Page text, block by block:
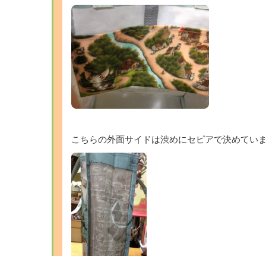
こちらの外面サイドは渋めにセピアで決めてい